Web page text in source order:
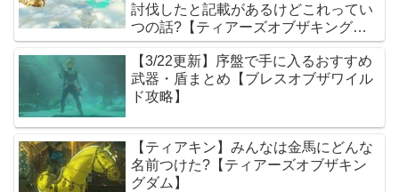
討伐したと記載があるけどこれってい
つの話?【ティアーズオブザキングダ
ム】
【3/22更新】序盤で手に入るおすすめ
武器・盾まとめ【ブレスオブザワイル
ド攻略】
【ティアキン】みんなは金馬にどんな
名前つけた?【ティアーズオブザキン
グダム】